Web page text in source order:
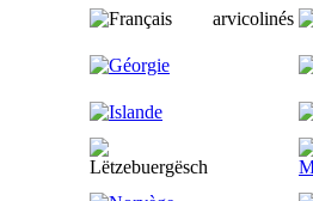
arvicolinés